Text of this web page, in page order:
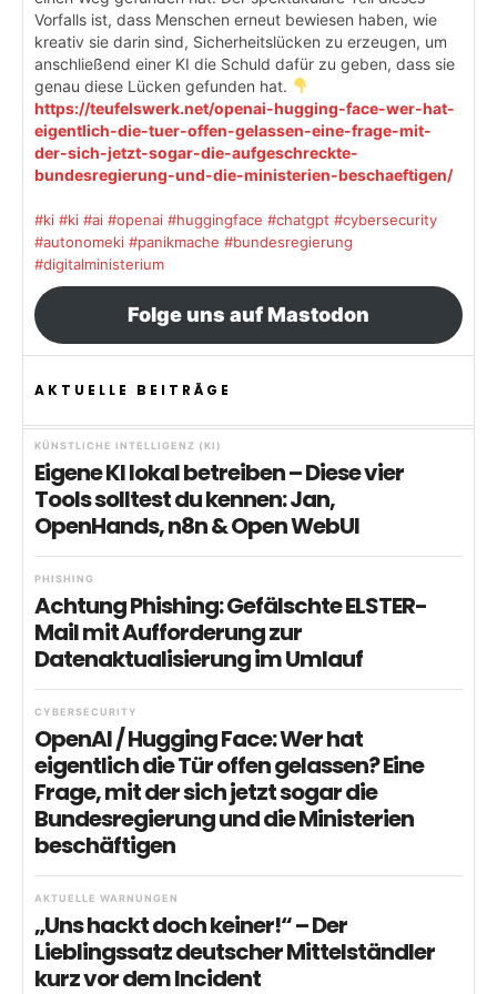
Vorfalls ist, dass Menschen erneut bewiesen haben, wie
kreativ sie darin sind, Sicherheitslücken zu erzeugen, um
anschließend einer KI die Schuld dafür zu geben, dass sie
genau diese Lücken gefunden hat.
https://teufelswerk.net/openai-hugging-face-wer-hat-
eigentlich-die-tuer-offen-gelassen-eine-frage-mit-
der-sich-jetzt-sogar-die-aufgeschreckte-
bundesregierung-und-die-ministerien-beschaeftigen/
#ki #ki #ai #openai #huggingface #chatgpt #cybersecurity
#autonomeki #panikmache #bundesregierung
#digitalministerium
Folge uns auf Mastodon
AKTUELLE BEITRÄGE
KÜNSTLICHE INTELLIGENZ (KI)
Eigene KI lokal betreiben – Diese vier
Tools solltest du kennen: Jan,
OpenHands, n8n & Open WebUI
PHISHING
Achtung Phishing: Gefälschte ELSTER-
Mail mit Aufforderung zur
Datenaktualisierung im Umlauf
CYBERSECURITY
OpenAI / Hugging Face: Wer hat
eigentlich die Tür offen gelassen? Eine
Frage, mit der sich jetzt sogar die
Bundesregierung und die Ministerien
beschäftigen
AKTUELLE WARNUNGEN
„Uns hackt doch keiner!“ – Der
Lieblingssatz deutscher Mittelständler
kurz vor dem Incident